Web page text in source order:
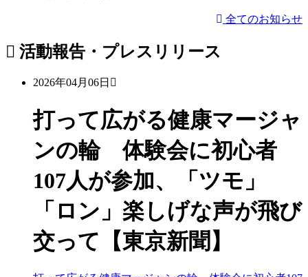
全てのお知らせ
活動報告・プレスリリース
2026年04月06日
打って広がる健康マージャ
ンの輪 体験会に初心者
107人が参加、「ツモ」
「ロン」楽しげな声が飛び
交って【東京新聞】